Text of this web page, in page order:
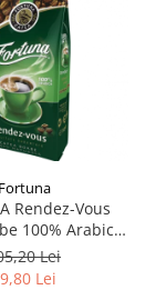
Fortuna
Rendez-Vous
100% Arabica
1Kg Lei
Lei